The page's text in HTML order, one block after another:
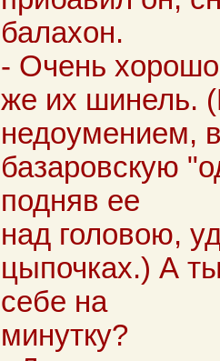
балахон.
- Очень
же их шинель.
недоумением,
базаровскую
подняв ее
над головою,
цыпочках.) А
себе на
минутку?